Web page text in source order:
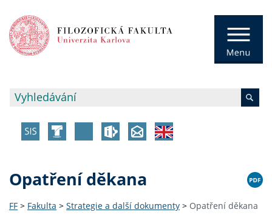
Opatření děkana
FF > Fakulta > Strategie a další dokumenty > Opatření děkana